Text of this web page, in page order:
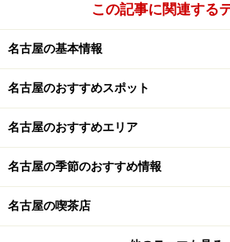
この記事に関連する
名古屋の基本情報
名古屋のおすすめスポット
名古屋のおすすめエリア
名古屋の季節のおすすめ情報
名古屋の喫茶店